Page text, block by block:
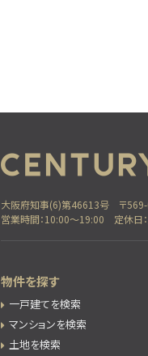
大阪府知事(6)第46613号
〒
営業時間：10:00～19:00
定休日
物件を探す
一戸建てを検索
マンションを検索
土地を検索